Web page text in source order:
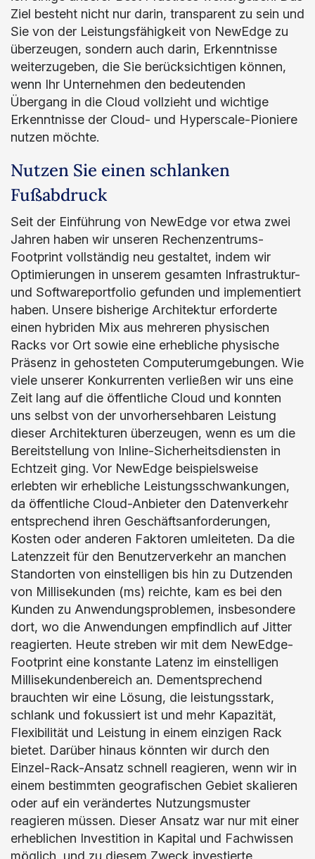
Ziel besteht nicht nur darin, transparent zu sein und
Sie von der Leistungsfähigkeit von NewEdge zu
überzeugen, sondern auch darin, Erkenntnisse
weiterzugeben, die Sie berücksichtigen können,
wenn Ihr Unternehmen den bedeutenden
Übergang in die Cloud vollzieht und wichtige
Erkenntnisse der Cloud- und Hyperscale-Pioniere
nutzen möchte.
Nutzen Sie einen schlanken
Fußabdruck
Seit der Einführung von NewEdge vor etwa zwei
Jahren haben wir unseren Rechenzentrums-
Footprint vollständig neu gestaltet, indem wir
Optimierungen in unserem gesamten Infrastruktur-
und Softwareportfolio gefunden und implementiert
haben. Unsere bisherige Architektur erforderte
einen hybriden Mix aus mehreren physischen
Racks vor Ort sowie eine erhebliche physische
Präsenz in gehosteten Computerumgebungen. Wie
viele unserer Konkurrenten verließen wir uns eine
Zeit lang auf die öffentliche Cloud und konnten
uns selbst von der unvorhersehbaren Leistung
dieser Architekturen überzeugen, wenn es um die
Bereitstellung von Inline-Sicherheitsdiensten in
Echtzeit ging. Vor NewEdge beispielsweise
erlebten wir erhebliche Leistungsschwankungen,
da öffentliche Cloud-Anbieter den Datenverkehr
entsprechend ihren Geschäftsanforderungen,
Kosten oder anderen Faktoren umleiteten. Da die
Latenzzeit für den Benutzerverkehr an manchen
Standorten von einstelligen bis hin zu Dutzenden
von Millisekunden (ms) reichte, kam es bei den
Kunden zu Anwendungsproblemen, insbesondere
dort, wo die Anwendungen empfindlich auf Jitter
reagierten. Heute streben wir mit dem NewEdge-
Footprint eine konstante Latenz im einstelligen
Millisekundenbereich an. Dementsprechend
brauchten wir eine Lösung, die leistungsstark,
schlank und fokussiert ist und mehr Kapazität,
Flexibilität und Leistung in einem einzigen Rack
bietet. Darüber hinaus könnten wir durch den
Einzel-Rack-Ansatz schnell reagieren, wenn wir in
einem bestimmten geografischen Gebiet skalieren
oder auf ein verändertes Nutzungsmuster
reagieren müssen. Dieser Ansatz war nur mit einer
erheblichen Investition in Kapital und Fachwissen
möglich, und zu diesem Zweck investierte